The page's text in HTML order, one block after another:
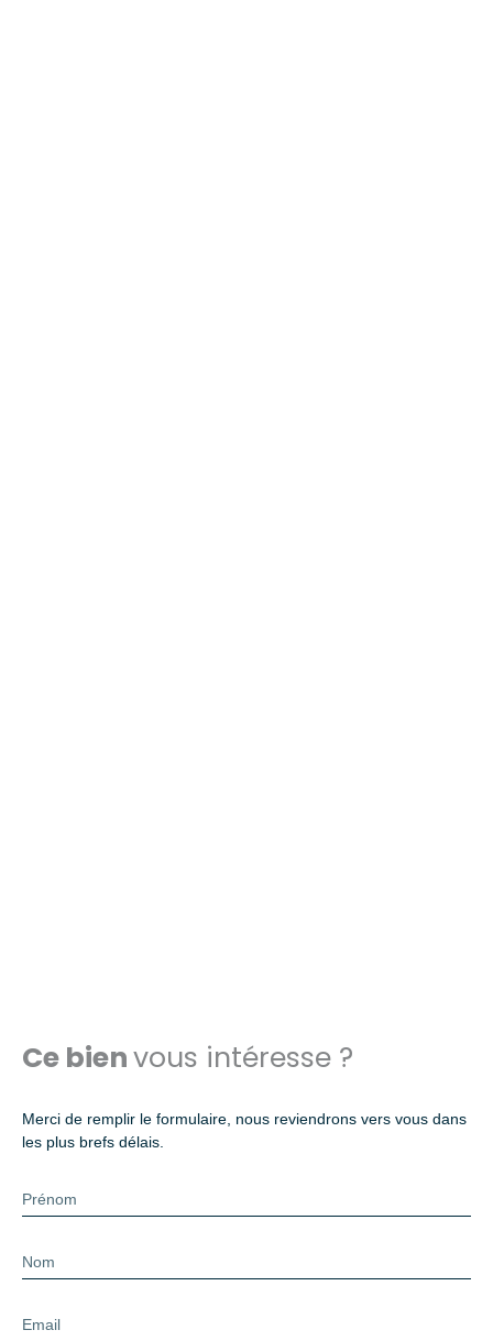
Ce bienvous intéresse ?
Merci de remplir le formulaire, nous reviendrons vers vous dans
les plus brefs délais.
Prénom
Nom
Email